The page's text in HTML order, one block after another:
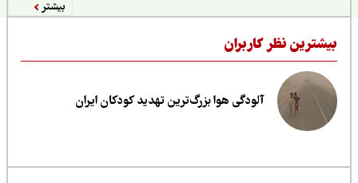
نظر کاربران
آلودگی هوا بزرگ‌ترین تهدید کودکان ایران